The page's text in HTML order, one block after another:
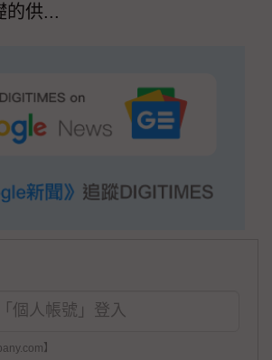
的供...
】